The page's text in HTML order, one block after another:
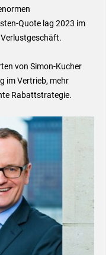
Quote lag 2023 im
von Simon-Kucher
im Vertrieb, mehr
Rabattstrategie.